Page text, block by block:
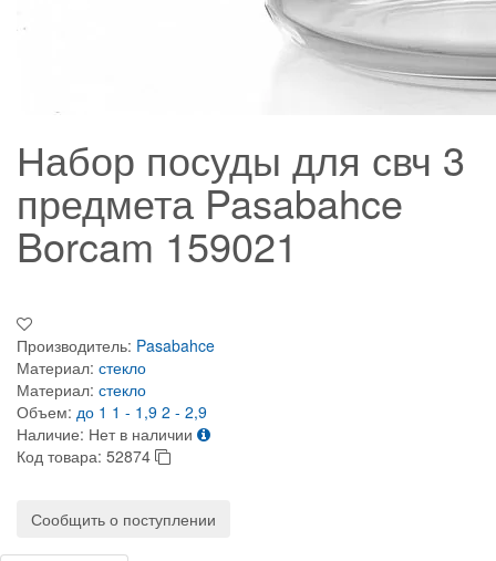
Набор посуды для свч 3
предмета Pasabahce
Borcam 159021
Производитель: Pasabahce
Материал: стекло
Материал: стекло
Объем: до 1 1 - 1,9 2 - 2,9
Наличие: Нет в наличии
Код товара: 52874
Сообщить о поступлении